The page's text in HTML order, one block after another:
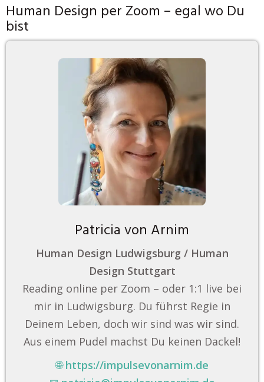
Human Design per Zoom – egal wo Du
bist
Patricia von Arnim
Human Design Ludwigsburg / Human
Design Stuttgart
Reading online per Zoom – oder 1:1 live bei
mir in Ludwigsburg. Du führst Regie in
Deinem Leben, doch wir sind was wir sind.
Aus einem Pudel machst Du keinen Dackel!
🌐https://impulsevonarnim.de